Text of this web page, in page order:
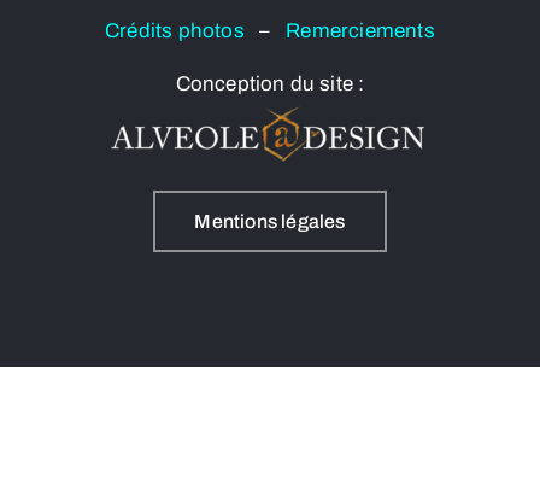
Crédits photos– Remerciements
Conception du site :
Mentions légales